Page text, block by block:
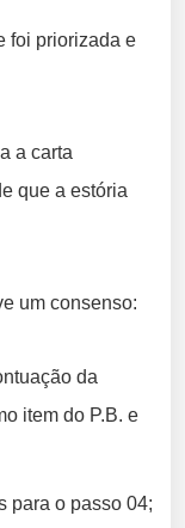
foi priorizada e
a carta
que a estória
um consenso:
da
item do P.B. e
para o passo 04;